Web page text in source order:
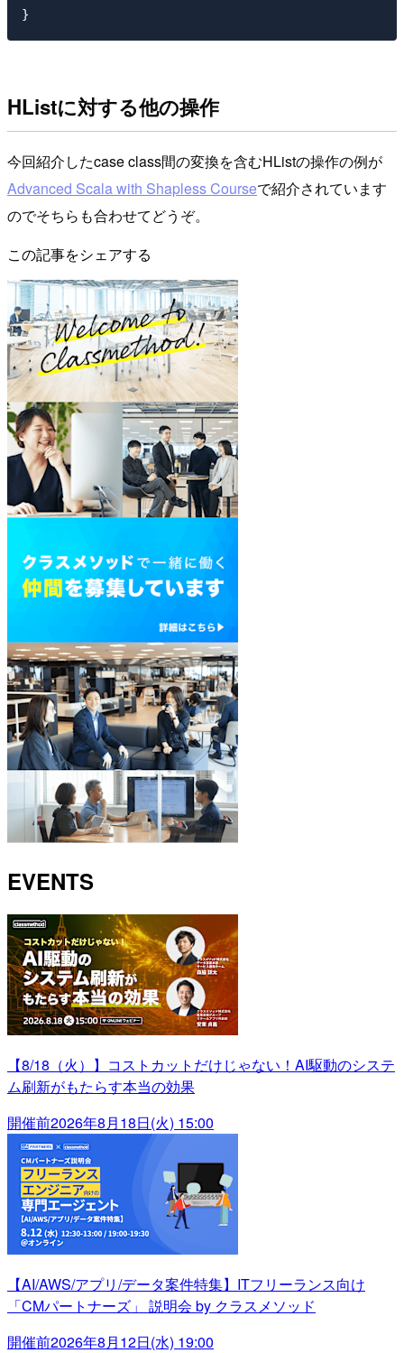
HListに対する他の操作
今回紹介したcase class間の変換を含むHListの操作の例が
Advanced Scala with Shapless Courseで紹介されています
のでそちらも合わせてどうぞ。
この記事をシェアする
EVENTS
【8/18（火）】コストカットだけじゃない！AI駆動のシステ
ム刷新がもたらす本当の効果
開催前2026年8月18日(火) 15:00
【AI/AWS/アプリ/データ案件特集】ITフリーランス向け
「CMパートナーズ」 説明会 by クラスメソッド
開催前2026年8月12日(水) 19:00